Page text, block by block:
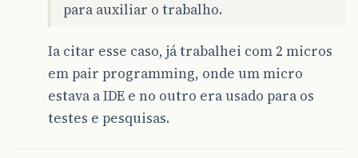
para auxiliar o trabalho.
Ia citar esse caso, já trabalhei com 2 micros
em pair programming, onde um micro
estava a IDE e no outro era usado para os
testes e pesquisas.